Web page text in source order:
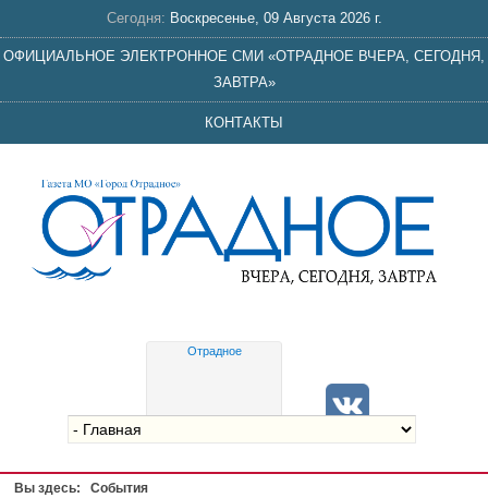
Сегодня: Воскресенье, 09 Августа 2026 г.
ОФИЦИАЛЬНОЕ ЭЛЕКТРОННОЕ СМИ «ОТРАДНОЕ ВЧЕРА, СЕГОДНЯ,
ЗАВТРА»
КОНТАКТЫ
Отрадное
Вы здесь: События